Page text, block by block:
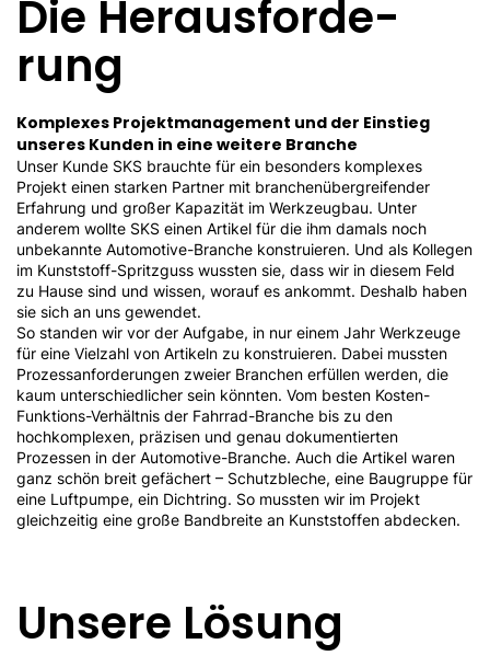
Die Herausforde­
rung
Komplexes Projektmanagement und der Einstieg
unseres Kunden in eine weitere Branche
Unser Kunde SKS brauchte für ein besonders komplexes
Projekt einen starken Partner mit branchenübergreifender
Erfahrung und großer Kapazität im Werkzeugbau. Unter
anderem wollte SKS einen Artikel für die ihm damals noch
unbekannte Automotive-Branche konstruieren. Und als Kollegen
im Kunststoff-Spritzguss wussten sie, dass wir in diesem Feld
zu Hause sind und wissen, worauf es ankommt. Deshalb haben
sie sich an uns gewendet.
So standen wir vor der Aufgabe, in nur einem Jahr Werkzeuge
für eine Vielzahl von Artikeln zu konstruieren. Dabei mussten
Prozessanforderungen zweier Branchen erfüllen werden, die
kaum unterschiedlicher sein könnten. Vom besten Kosten-
Funktions-Verhältnis der Fahrrad-Branche bis zu den
hochkomplexen, präzisen und genau dokumentierten
Prozessen in der Automotive-Branche. Auch die Artikel waren
ganz schön breit gefächert – Schutzbleche, eine Baugruppe für
eine Luftpumpe, ein Dichtring. So mussten wir im Projekt
gleichzeitig eine große Bandbreite an Kunststoffen abdecken.
Unsere Lösung